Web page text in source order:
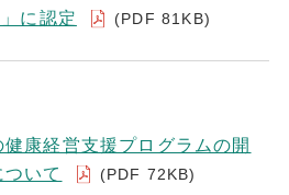
に認定
(PDF 81KB)
康経営支援プログラムの開
いて
(PDF 72KB)